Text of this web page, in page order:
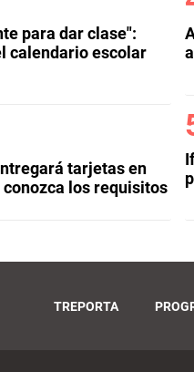
para dar clase":
calendario escolar
tarjetas en
conozca los requisitos
TREPORTA